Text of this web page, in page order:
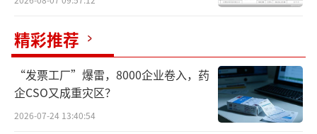
理平台。不过，从财报数据来看，“线上零售
药店”则依然是支柱业务。
2021-2023年，方舟健客分别实现营收17.5
9亿元、22.04亿元、24.34亿元，而来源于线上
零售药店服务业务的收入分别为10.11亿元、1
精彩推荐
“发票工厂”爆雷，8000企业卷入，药
企CSO又成重灾区？
2026-07-24 13:40:54